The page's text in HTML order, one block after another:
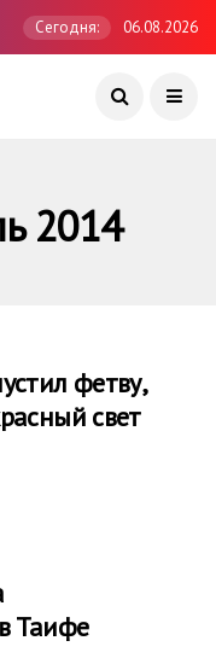
Сегодня: 06.08.2026
2014
фетву,
свет
Таифе